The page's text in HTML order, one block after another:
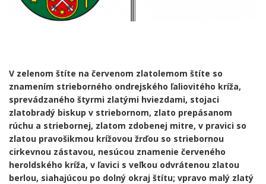
V zelenom štíte na červenom zlatolemom štíte so
znamením strieborného ondrejského ľaliovitého kríža,
sprevádzaného štyrmi zlatými hviezdami, stojaci
zlatobradý biskup v striebornom, zlato prepásanom
rúchu a striebornej, zlatom zdobenej mitre, v pravici so
zlatou pravošikmou krížovou žrďou so striebornou
cirkevnou zástavou, nesúcou znamenie červeného
heroldského kríža, v ľavici s veľkou odvrátenou zlatou
berlou, siahajúcou po dolný okraj štítu; vpravo malý zlatý